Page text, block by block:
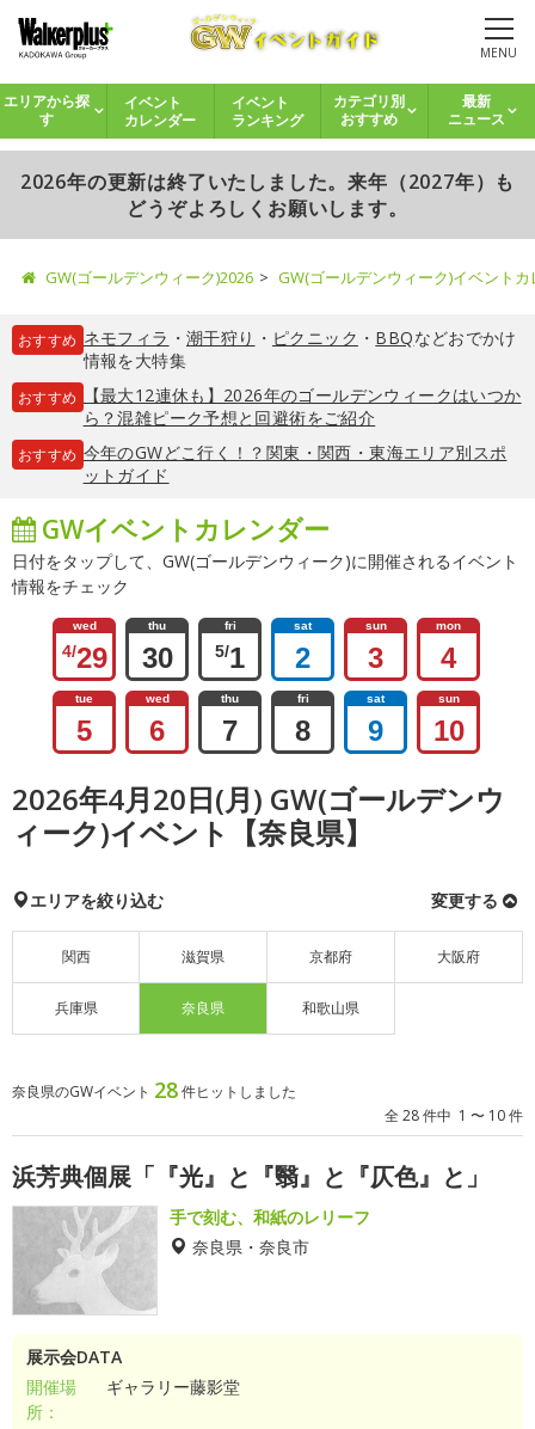
MENU
エリアから探
す
イベント
カレンダー
イベント
ランキング
カテゴリ別
おすすめ
最新
ニュース
2026年の更新は終了いたしました。来年（2027年）も
どうぞよろしくお願いします。
GW(ゴールデンウィーク)2026 GW(ゴールデンウィーク)イベント
おすすめ ネモフィラ ・ 潮干狩り ・ ピクニック ・ BBQなどおでかけ
情報を大特集
おすすめ
【最大12連休も】2026年のゴールデンウィークはいつか
ら？混雑ピーク予想と回避術をご紹介
おすすめ 今年のGWどこ行く！？関東・関西・東海エリア別スポ
ットガイド
GWイベントカレンダー
日付をタップして、GW(ゴールデンウィーク)に開催されるイベント
情報をチェック
wed
4/29
thu
30
fri
5/1
sat
2
sun
3
mon
4
tue
5
wed
6
thu
7
fri
8
sat
9
sun
10
2026年4月20日(月) GW(ゴールデンウ
ィーク)イベント【奈良県】
エリアを絞り込む 変更する
関西 滋賀県 京都府 大阪府
兵庫県 奈良県 和歌山県
奈良県のGWイベント 28件ヒットしました
全 28 件中 1 〜 10 件
浜芳典個展「『光』と『翳』と『仄色』と」
手で刻む、和紙のレリーフ
奈良県・奈良市
展示会DATA
開催場
所：
ギャラリー藤影堂